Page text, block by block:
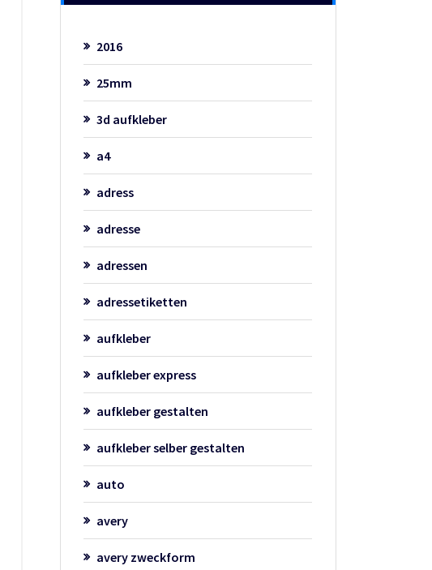
2016
25mm
3d aufkleber
a4
adress
adresse
adressen
adressetiketten
aufkleber
aufkleber express
aufkleber gestalten
aufkleber selber gestalten
auto
avery
avery zweckform